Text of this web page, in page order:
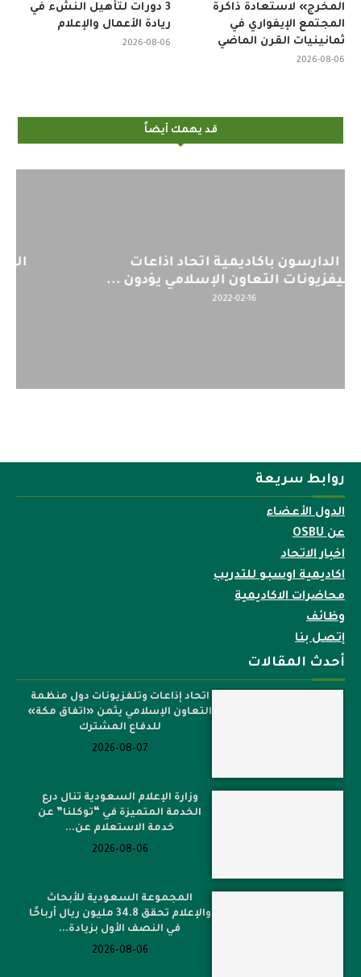
3 دورات لتأهيل النشء في
ريادة الأعمال والإعلام
2026-08-06
المخرج» لاستعادة ذاكرة
المجتمع الإيفواري في
ثمانينيات القرن الماضي
2026-08-06
قد يهمك أيضاً
اليوم : المشاركة بالاجتماع التحضيري
لمنظمي قمة اسيا...
روابط سريعة
الدول الأعضاء
عن OSBU
اخبار الاتحاد
اكاديمية اوسبو للتدريب
محاضرات الاكاديمية
وظائف
إتصل بنا
أحدث المقالات
اتحاد إذاعات وتلفزيونات دول منظمة
التعاون الإسلامي يثمن «اتفاق مكة»
للدفاع المشترك
2026-08-07
وزارة الإعلام السعودية تنال درع
الخدمة المتميزة في “توكلنا” عن
خدمة الاستعلام عن...
2026-08-06
المجموعة السعودية للأبحاث
والإعلام تحقق 34.8 مليون ريال أرباحًا
في النصف الأول بزيادة...
2026-08-06